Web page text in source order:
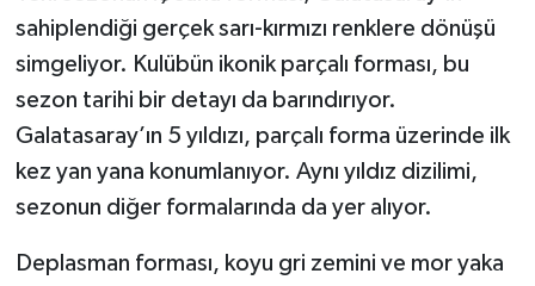
sahiplendiği gerçek sarı-kırmızı renklere dönüşü
simgeliyor. Kulübün ikonik parçalı forması, bu
sezon tarihi bir detayı da barındırıyor.
Galatasaray’ın 5 yıldızı, parçalı forma üzerinde ilk
kez yan yana konumlanıyor. Aynı yıldız dizilimi,
sezonun diğer formalarında da yer alıyor.
Deplasman forması, koyu gri zemini ve mor yaka